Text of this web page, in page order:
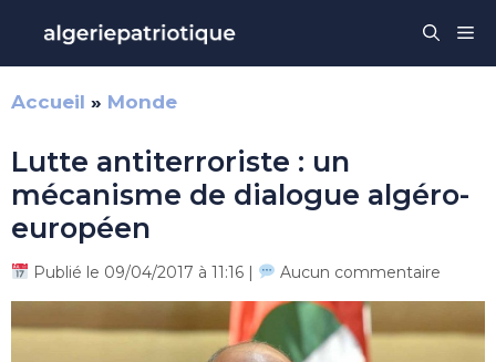
contenu
Accueil » Monde
Lutte antiterroriste : un
mécanisme de dialogue algéro-
européen
Publié le 09/04/2017 à 11:16 | Aucun commentaire